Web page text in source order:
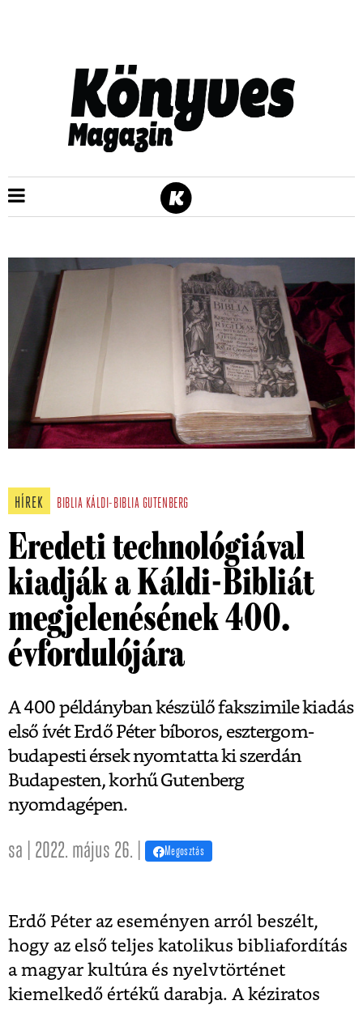
HÍREK BIBLIA KÁLDI-BIBLIA GUTENBERG
Eredeti technológiával
kiadják a Káldi-Bibliát
megjelenésének 400.
évfordulójára
A 400 példányban készülő fakszimile kiadás
első ívét Erdő Péter bíboros, esztergom-
budapesti érsek nyomtatta ki szerdán
Budapesten, korhű Gutenberg
nyomdagépen.
sa | 2022. május 26. | Megosztás
Erdő Péter az eseményen arról beszélt,
hogy az első teljes katolikus bibliafordítás
a magyar kultúra és nyelvtörténet
kiemelkedő értékű darabja. A kéziratos